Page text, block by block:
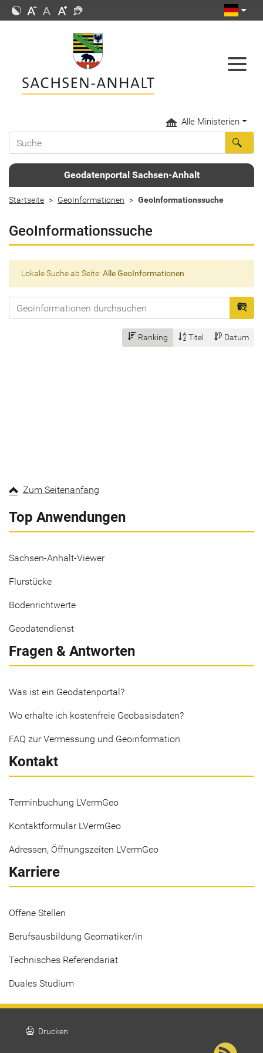
Alle Ministerien
Geodatenportal Sachsen-Anhalt
Startseite GeoInformationen GeoInformationssuche
GeoInformationssuche
Lokale Suche ab Seite: Alle GeoInformationen
Ranking Titel Datum
Zum Seitenanfang
Top Anwendungen
Sachsen-Anhalt-Viewer
Flurstücke
Bodenrichtwerte
Geodatendienst
Fragen & Antworten
Was ist ein Geodatenportal?
Wo erhalte ich kostenfreie Geobasisdaten?
FAQ zur Vermessung und Geoinformation
Kontakt
Terminbuchung LVermGeo
Kontaktformular LVermGeo
Adressen, Öffnungszeiten LVermGeo
Karriere
Offene Stellen
Berufsausbildung Geomatiker/in
Technisches Referendariat
Duales Studium
print Drucken